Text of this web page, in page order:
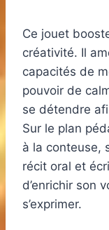
Ce jouet
créativité. Il
capacités de
pouvoir de
se détendre
Sur le plan
à la conteuse,
récit oral et
d’enrichir son
s’exprimer.